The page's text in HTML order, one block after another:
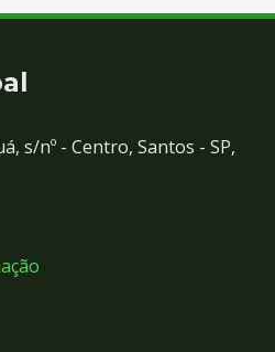
s/nº - Centro, Santos - SP,